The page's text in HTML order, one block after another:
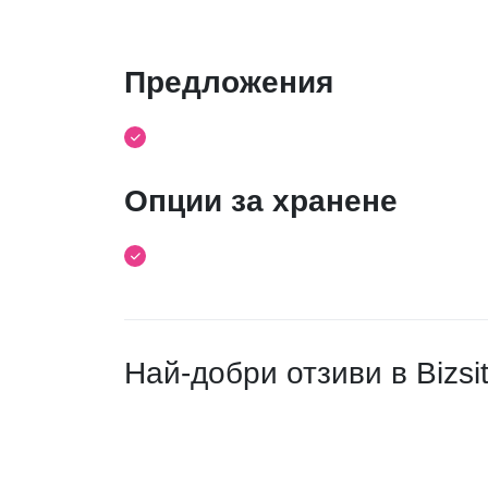
Предложения
Опции за хранене
Най-добри отзиви в